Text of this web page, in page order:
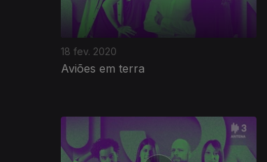
18 fev. 2020
Aviões em terra